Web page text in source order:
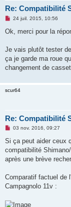
Re: Compatibilité
M
s
g
n
o
u
24 juil. 2015, 10:56
Ok, merci pour la
Je vais plutôt tester
ça je garde ma roue
changement de
scur64
Re: Compatibilité
M
a
g
o
l
03 nov. 2016, 09:27
Si ça peut aider ceux
compatibilité
après une brève
Comparatif factuel de
Campagnolo 11v :